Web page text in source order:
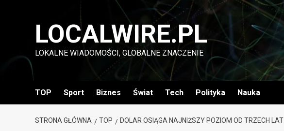
LOCALWIRE.PL
LOKALNE WIADOMOŚCI, GLOBALNE ZNACZENIE
TOP Sport Biznes Świat Tech Polityka Nauka
STRONA GŁÓWNA TOP DOLAR OSIĄGA NAJNIŻSZY POZIOM OD TRZECH LAT